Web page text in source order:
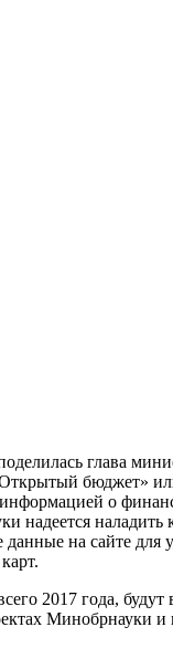
глава
бюджет»
о
надеется
на сайте для
2017 года, будут
Минобрнауки и